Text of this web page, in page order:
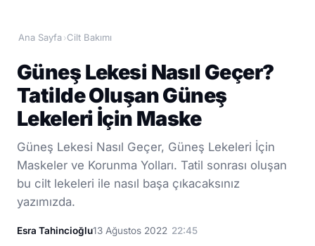
Ana Sayfa ›Cilt Bakımı
Güneş Lekesi Nasıl Geçer?
Tatilde Oluşan Güneş
Lekeleri İçin Maske
Güneş Lekesi Nasıl Geçer, Güneş Lekeleri İçin
Maskeler ve Korunma Yolları. Tatil sonrası oluşan
bu cilt lekeleri ile nasıl başa çıkacaksınız
yazımızda.
Esra Tahincioğlu13 Ağustos 2022 22:45